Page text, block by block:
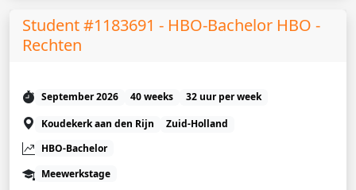
Student #1183691 - HBO-Bachelor HBO -
Rechten
September 2026 40 weeks
32 uur per week
Koudekerk aan den Rijn
Zuid-Holland
HBO-Bachelor
Meewerkstage